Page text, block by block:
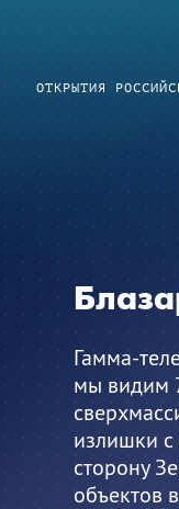
ОТКРЫТИЯ
Гамма-
мы видим
излишки с
сторону
объектов